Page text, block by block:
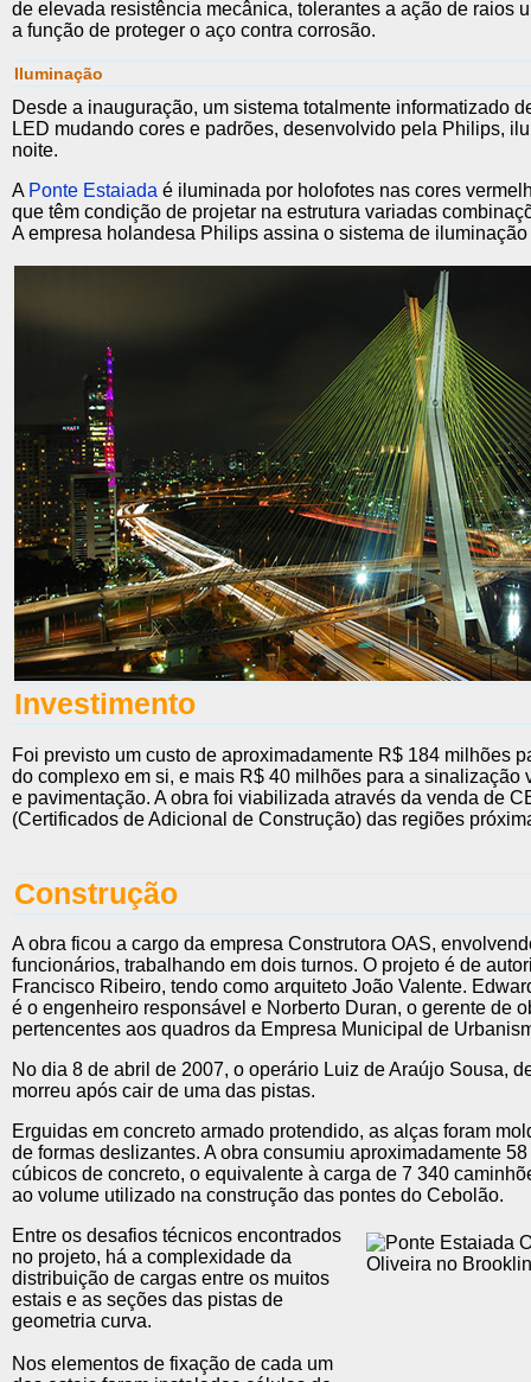
de elevada resistência mecânica, tolerantes a ação de raios
a função de proteger o aço contra corrosão.
Iluminação
Desde a inauguração, um sistema totalmente informatizado
LED mudando cores e padrões, desenvolvido pela Philips,
noite.
A Ponte Estaiada é iluminada por holofotes nas cores
que têm condição de projetar na estrutura variadas
A empresa holandesa Philips assina o sistema de
Investimento
Foi previsto um custo de aproximadamente R$ 184 milhões
do complexo em si, e mais R$ 40 milhões para a sinalização
e pavimentação. A obra foi viabilizada através da venda de
(Certificados de Adicional de Construção) das regiões
Construção
A obra ficou a cargo da empresa Construtora OAS,
funcionários, trabalhando em dois turnos. O projeto é de
Francisco Ribeiro, tendo como arquiteto João Valente.
é o engenheiro responsável e Norberto Duran, o gerente de
pertencentes aos quadros da Empresa Municipal de
No dia 8 de abril de 2007, o operário Luiz de Araújo Sousa,
morreu após cair de uma das pistas.
Erguidas em concreto armado protendido, as alças foram
de formas deslizantes. A obra consumiu aproximadamente
cúbicos de concreto, o equivalente à carga de 7 340
ao volume utilizado na construção das pontes do Cebolão.
Entre os desafios técnicos encontrados
no projeto, há a complexidade da
distribuição de cargas entre os muitos
estais e as seções das pistas de
geometria curva.
Nos elementos de fixação de cada um